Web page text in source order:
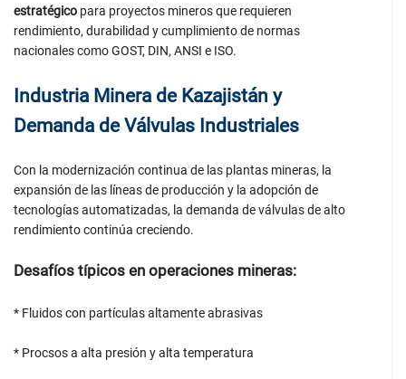
estratégico para proyectos mineros que requieren
rendimiento, durabilidad y cumplimiento de normas
nacionales como GOST, DIN, ANSI e ISO.
Industria Minera de Kazajistán y
Demanda de Válvulas Industriales
Con la modernización continua de las plantas mineras, la
expansión de las líneas de producción y la adopción de
tecnologías automatizadas, la demanda de válvulas de alto
rendimiento continúa creciendo.
Desafíos típicos en operaciones mineras:
* Fluidos con partículas altamente abrasivas
* Procsos a alta presión y alta temperatura